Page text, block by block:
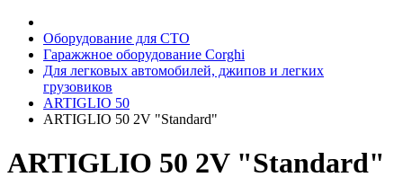
Оборудование для СТО
Гаражжное оборудование Corghi
Для легковых автомобилей, джипов и легких
грузовиков
ARTIGLIO 50
ARTIGLIO 50 2V "Standard"
ARTIGLIO 50 2V "Standard"